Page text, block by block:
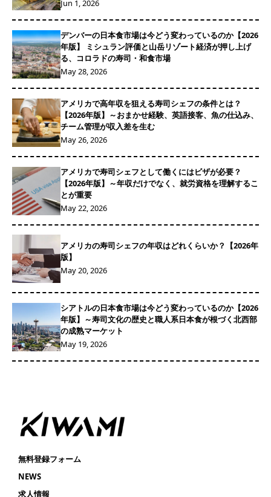
Jun 1, 2026
デンバーの日本食市場は今どう変わっているのか【2026
年版】 ミシュラン評価と山岳リゾート経済が押し上げ
る、コロラドの寿司・和食市場
May 28, 2026
アメリカで高年収を狙える寿司シェフの条件とは？
【2026年版】～おまかせ経験、英語接客、魚の仕込み、
チーム管理が収入差を生む
May 26, 2026
アメリカで寿司シェフとして働くにはビザが必要？
【2026年版】～年収だけでなく、就労資格を理解するこ
とが重要
May 22, 2026
アメリカの寿司シェフの年収はどれくらいか？【2026年
版】
May 20, 2026
シアトルの日本食市場は今どう変わっているのか【2026
年版】～寿司文化の歴史と職人系日本食が根づく北西部
の成熟マーケット
May 19, 2026
無料登録フォーム
NEWS
求人情報